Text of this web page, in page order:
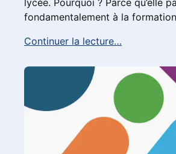
lycée. Pourquoi ? Parce qu’elle
fondamentalement à la
Continuer la lecture…